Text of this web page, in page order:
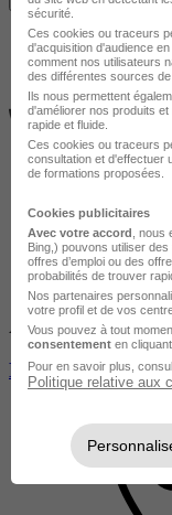
Avis du centre
MBA Expert en
sécurité.
Ces cookies ou traceurs
d'acquisition d'audience
comment nos utilisateurs
des différentes sources de
Ils nous permettent
d'améliorer nos produits
rapide et fluide.
Ces cookies ou traceurs
consultation et d'effectuer
de formations proposées.
Cookies publicitaires
Avec votre accord ,
Bing,) pouvons utiliser
offres d’emploi ou des
probabilités de trouver
Nos partenaires
votre profil et de vos
Vous pouvez à tout
consentement en
Pour en savoir plus,
Politique relative aux